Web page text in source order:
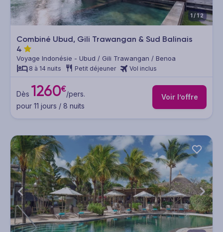
1/12
Combiné Ubud, Gili Trawangan & Sud Balinais
4
Voyage Indonésie - Ubud / Gili Trawangan / Benoa
8 à 14 nuits Petit déjeuner Vol inclus
Dès 1260€/pers.
pour 11 jours / 8 nuits
Voir l’offre